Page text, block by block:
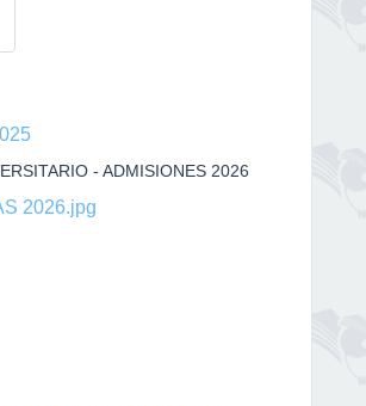
- ADMISIONES 2026
2026.jpg